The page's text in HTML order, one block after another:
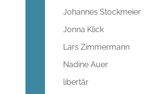
Johannes Stockmeier
Jonna Klick
Lars Zimmermann
Nadine Auer
libertär